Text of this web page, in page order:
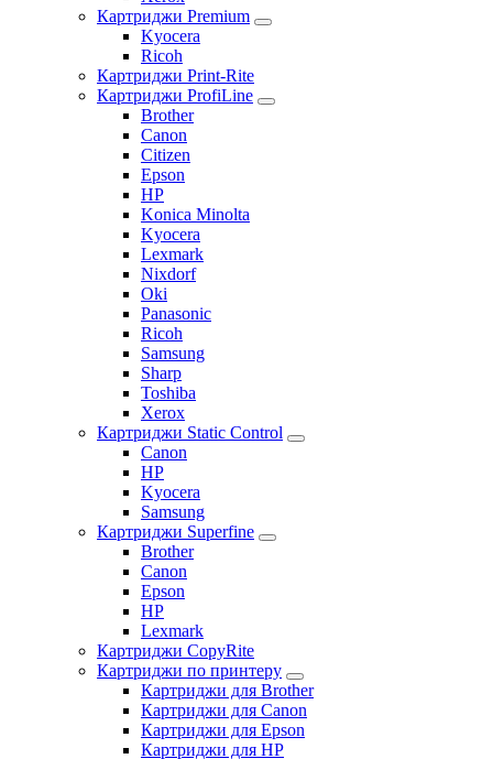
Картриджи Premium
Kyocera
Ricoh
Картриджи Print-Rite
Картриджи ProfiLine
Brother
Canon
Citizen
Epson
HP
Konica Minolta
Kyocera
Lexmark
Nixdorf
Oki
Panasonic
Ricoh
Samsung
Sharp
Toshiba
Xerox
Картриджи Static Control
Canon
HP
Kyocera
Samsung
Картриджи Superfine
Brother
Canon
Epson
HP
Lexmark
Картриджи CopyRite
Картриджи по принтеру
Картриджи для Brother
Картриджи для Canon
Картриджи для Epson
Картриджи для HP